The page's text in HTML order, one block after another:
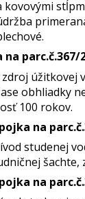
parc.č.367/
úžitkovej
obhliadky
100 rokov.
na
studenej
na